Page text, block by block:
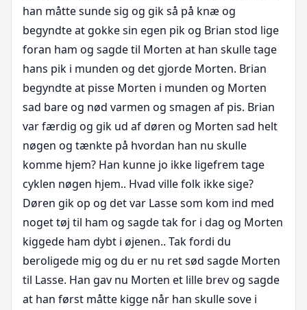
han måtte sunde sig og gik så på knæ og
begyndte at gokke sin egen pik og Brian stod lige
foran ham og sagde til Morten at han skulle tage
hans pik i munden og det gjorde Morten. Brian
begyndte at pisse Morten i munden og Morten
sad bare og nød varmen og smagen af pis. Brian
var færdig og gik ud af døren og Morten sad helt
nøgen og tænkte på hvordan han nu skulle
komme hjem? Han kunne jo ikke ligefrem tage
cyklen nøgen hjem.. Hvad ville folk ikke sige?
Døren gik op og det var Lasse som kom ind med
noget tøj til ham og sagde tak for i dag og Morten
kiggede ham dybt i øjenen.. Tak fordi du
beroligede mig og du er nu ret sød sagde Morten
til Lasse. Han gav nu Morten et lille brev og sagde
at han først måtte kigge når han skulle sove i